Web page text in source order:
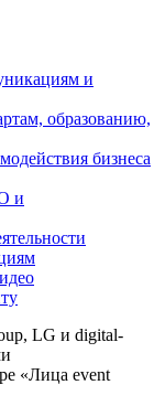
и
образованию,
бизнеса
и
LG и digital-
«Лица event